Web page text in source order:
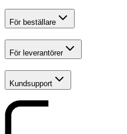
För beställare
För leverantörer
Kundsupport